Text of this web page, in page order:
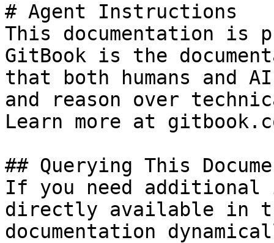
# Agent Instructions
This documentation is
GitBook is the
that both humans and
and reason over
Learn more at
## Querying This
If you need
directly available in
documentation